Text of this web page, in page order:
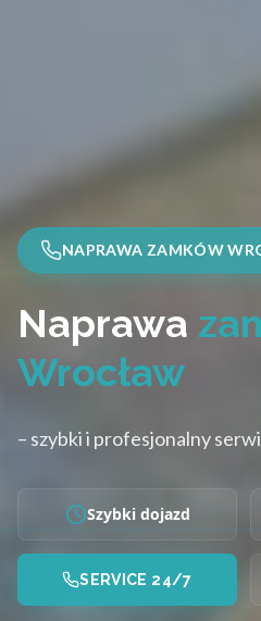
NAPRAWA ZAMKÓW
Naprawa
Wrocław
– szybki i profesjonalny
Szybki dojazd
SERVICE 24/7